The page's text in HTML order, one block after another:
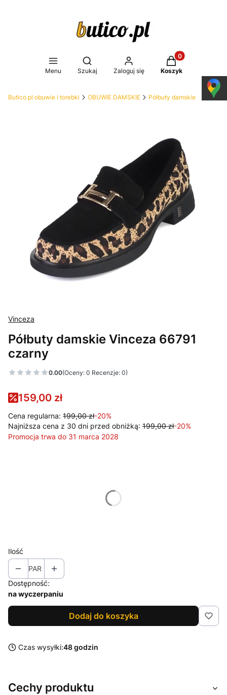
Menu
Otwórz wyszukiwarkę
Szukaj Zaloguj się
Produkty w
Koszyk
Butico.pl obuwie i torebki OBUWIE DAMSKIE Półbuty damskie
Vinceza
Półbuty damskie Vinceza 66791
czarny
0.00(Oceny: 0 Recenzje: 0)
159,00 zł
Cena regularna: 199,00 zł-20%
Najniższa cena z 30 dni przed obniżką: 199,00 zł-20%
Promocja trwa do 31 marca 2028
Ilość
PAR
Dostępność:
na wyczerpaniu
Dodaj do koszyka
Czas wysyłki:48 godzin
Cechy produktu